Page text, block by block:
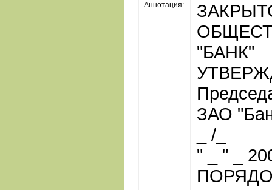
Аннотация:
"БАНК"
ЗАО
_ /_
" _ " _